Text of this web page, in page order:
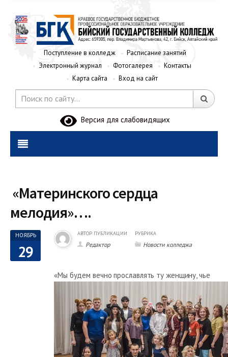
Поступление в колледж
Расписание занятий
Электронный журнал
Фотогалерея
Контакты
Карта сайта
Вход на сайт
Версия для слабовидящих
«Материнского сердца
мелодия»….
НОЯБРЬ
29
АВТОР ПУБЛИКАЦИИ
Редактор
РУБРИКА
Новости колледжа
«Мы будем вечно прославлять ту женщину, чье